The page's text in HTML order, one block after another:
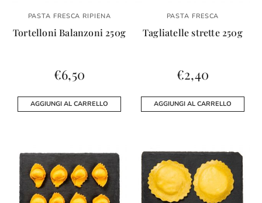
PASTA FRESCA RIPIENA
Tortelloni Balanzoni 250g
€6,50
AGGIUNGI AL CARRELLO
PASTA FRESCA
Tagliatelle strette 250g
€2,40
AGGIUNGI AL CARRELLO